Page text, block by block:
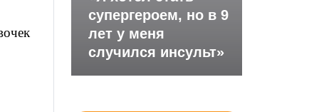
супергероем, но в 9
лет у меня
случился инсульт»